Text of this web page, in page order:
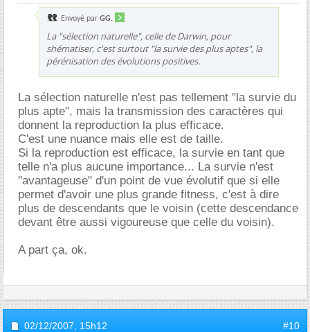
Envoyé par GG.
La "sélection naturelle", celle de Darwin, pour
shématiser, c'est surtout "la survie des plus aptes", la
pérénisation des évolutions positives.
La sélection naturelle n'est pas tellement "la survie du
plus apte", mais la transmission des caractères qui
donnent la reproduction la plus efficace.
C'est une nuance mais elle est de taille.
Si la reproduction est efficace, la survie en tant que
telle n'a plus aucune importance... La survie n'est
"avantageuse" d'un point de vue évolutif que si elle
permet d'avoir une plus grande fitness, c'est à dire
plus de descendants que le voisin (cette descendance
devant être aussi vigoureuse que celle du voisin).
A part ça, ok.
02/12/2007, 15h12 #10